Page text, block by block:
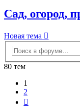
Сад, огород,
Новая
тема
Новая тема
80 тем
1
2